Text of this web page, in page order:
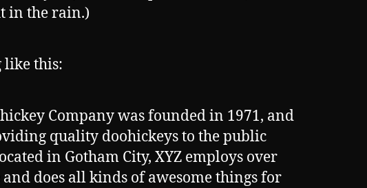
in the rain.)
like this:
Company was founded in 1971, and
quality doohickeys to the public
in Gotham City, XYZ employs over
and does all kinds of awesome things for